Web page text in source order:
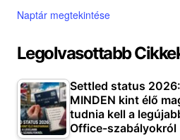
Naptár megtekintése
Legolvasottabb
Settled status
MINDEN kint élő
tudnia kell a
Office-szabályokról